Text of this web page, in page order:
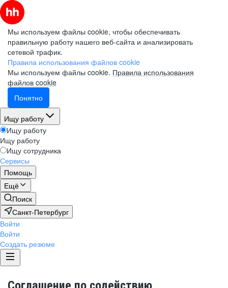
Мы используем файлы cookie, чтобы обеспечивать
правильную работу нашего веб-сайта и анализировать
сетевой трафик.
Правила использования файлов cookie
Мы используем файлы cookie. Правила использования
файлов cookie
Понятно
Ищу работу
Ищу работу
Ищу работу
Ищу сотрудника
Сервисы
Помощь
Ещё
Поиск
Санкт-Петербург
Войти
Войти
Создать резюме